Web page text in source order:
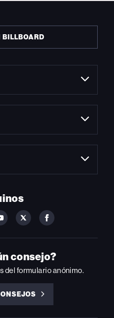
BILLBOARD
FOLLOW
ON
YOUTUBE
FOLLOW
ON
FOLLOW
ON
FACEBOOK
consejo?
del formulario anónimo.